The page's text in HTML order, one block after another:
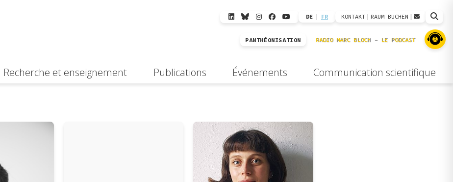
DE | FR KONTAKT | RAUM BUCHEN |
PANTHÉONISATION
Recherche et enseignement Publications Événements Communication scientifique